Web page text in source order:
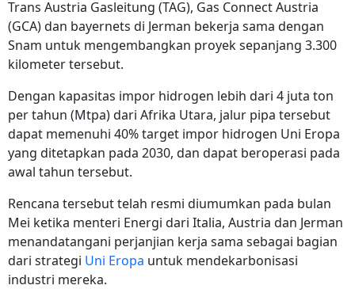
Trans Austria Gasleitung (TAG), Gas Connect Austria
(GCA) dan bayernets di Jerman bekerja sama dengan
Snam untuk mengembangkan proyek sepanjang 3.300
kilometer tersebut.
Dengan kapasitas impor hidrogen lebih dari 4 juta ton
per tahun (Mtpa) dari Afrika Utara, jalur pipa tersebut
dapat memenuhi 40% target impor hidrogen Uni Eropa
yang ditetapkan pada 2030, dan dapat beroperasi pada
awal tahun tersebut.
Rencana tersebut telah resmi diumumkan pada bulan
Mei ketika menteri Energi dari Italia, Austria dan Jerman
menandatangani perjanjian kerja sama sebagai bagian
dari strategi Uni Eropa untuk mendekarbonisasi
industri mereka.